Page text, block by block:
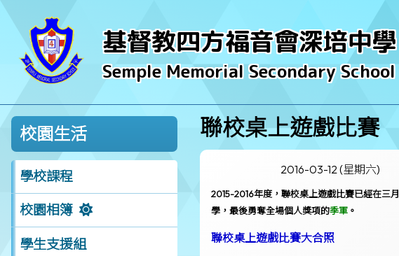
基督教四方福音會深培中學
Semple Memorial Secondary School
校園生活
學校課程
校園相簿
學生支援組
聯校桌上遊戲比賽
2016-03-12 (星期六)
2015-2016年度，聯校桌上遊戲比賽已經在三
學，最後勇奪全場個人獎項的季軍。
聯校桌上遊戲比賽大合照